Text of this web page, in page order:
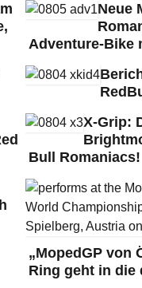
Neue
Adventure-Bike
X-Grip:
Bull Romaniacs!
„MopedGP von
Ring geht in die